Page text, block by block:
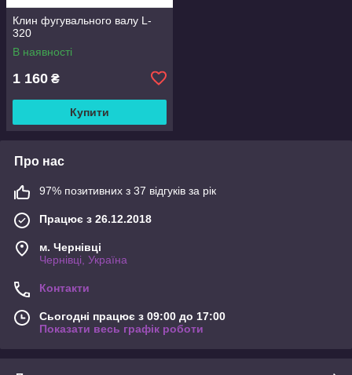
Клин фугувального валу L-
320
В наявності
1 160 ₴
Купити
Про нас
97% позитивних з 37 відгуків за рік
Працює з 26.12.2018
м. Чернівці
Чернівці, Україна
Контакти
Сьогодні працює з 09:00 до 17:00
Показати весь графік роботи